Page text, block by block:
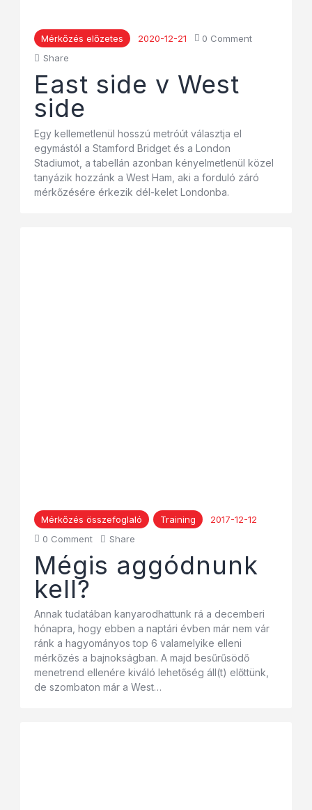
Mérkőzés előzetes 2020-12-21 0 Comment
Share
East side v West
side
Egy kellemetlenül hosszú metróút választja el
egymástól a Stamford Bridget és a London
Stadiumot, a tabellán azonban kényelmetlenül közel
tanyázik hozzánk a West Ham, aki a forduló záró
mérkőzésére érkezik dél-kelet Londonba.
Mérkőzés összefoglaló Training
2017-12-12
0 Comment Share
Mégis aggódnunk
kell?
Annak tudatában kanyarodhattunk rá a decemberi
hónapra, hogy ebben a naptári évben már nem vár
ránk a hagyományos top 6 valamelyike elleni
mérkőzés a bajnokságban. A majd besűrűsödő
menetrend ellenére kiváló lehetőség áll(t) előttünk,
de szombaton már a West…